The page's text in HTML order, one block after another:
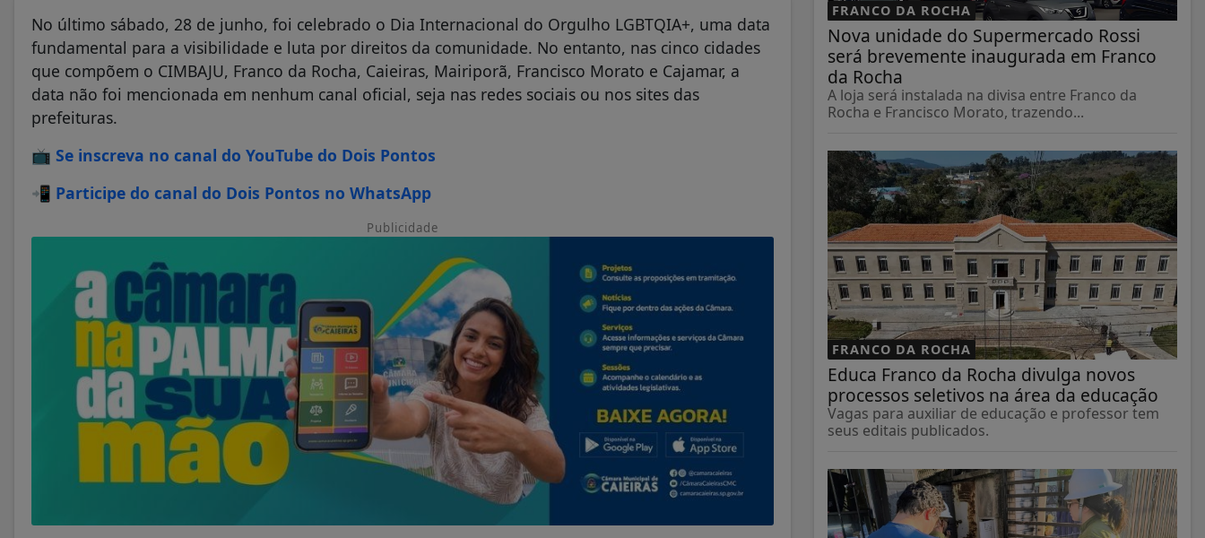
No último sábado, 28 de junho, foi celebrado o Dia Internacional do Orgulho LGBTQIA+, uma data
fundamental para a visibilidade e luta por direitos da comunidade. No entanto, nas cinco cidades
que compõem o CIMBAJU, Franco da Rocha, Caieiras, Mairiporã, Francisco Morato e Cajamar, a
data não foi mencionada em nenhum canal oficial, seja nas redes sociais ou nos sites das
prefeituras.
📺 Se inscreva no canal do YouTube do Dois Pontos
📲 Participe do canal do Dois Pontos no WhatsApp
Publicidade
FRANCO DA ROCHA
Nova unidade do Supermercado Rossi
será brevemente inaugurada em Franco
da Rocha
A loja será instalada na divisa entre Franco da
Rocha e Francisco Morato, trazendo...
FRANCO DA ROCHA
Educa Franco da Rocha divulga novos
processos seletivos na área da educação
Vagas para auxiliar de educação e professor tem
seus editais publicados.